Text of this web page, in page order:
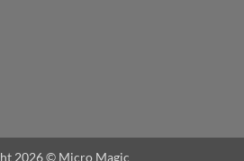
2026 © Micro Magic